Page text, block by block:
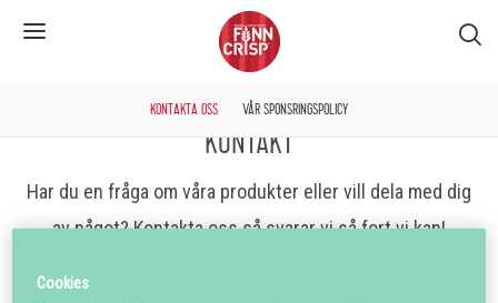
S�k
KONTAKTA OSS VÅR SPONSRINGSPOLICY
KONTAKT
Har du en fråga om våra produkter eller vill dela med dig
av något? Kontakta oss så svarar vi så fort vi kan!
Cookies